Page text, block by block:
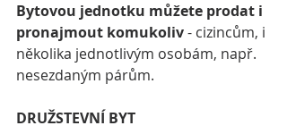
Bytovou jednotku můžete prodat i
pronajmout komukoliv - cizincům, i
několika jednotlivým osobám, např.
nesezdaným párům.
DRUŽSTEVNÍ BYT